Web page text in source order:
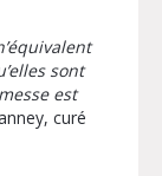
sont
est
curé